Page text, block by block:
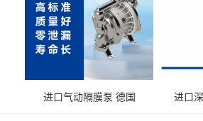
进口气动隔膜泵 德国
进口